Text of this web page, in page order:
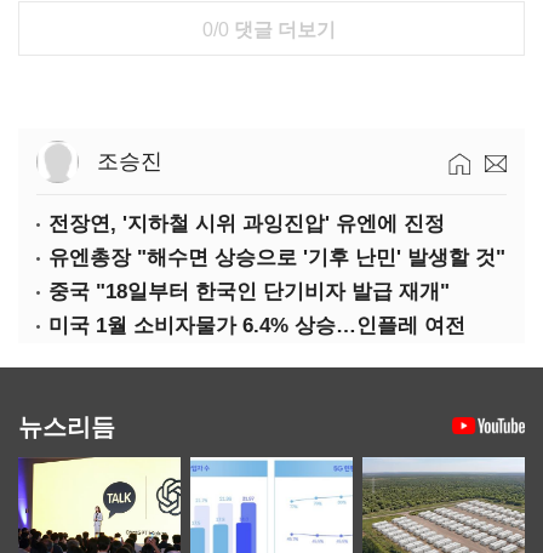
0/0 댓글 더보기
조승진
전장연, '지하철 시위 과잉진압' 유엔에 진정
유엔총장 "해수면 상승으로 '기후 난민' 발생할 것"
중국 "18일부터 한국인 단기비자 발급 재개"
미국 1월 소비자물가 6.4% 상승…인플레 여전
뉴스리듬